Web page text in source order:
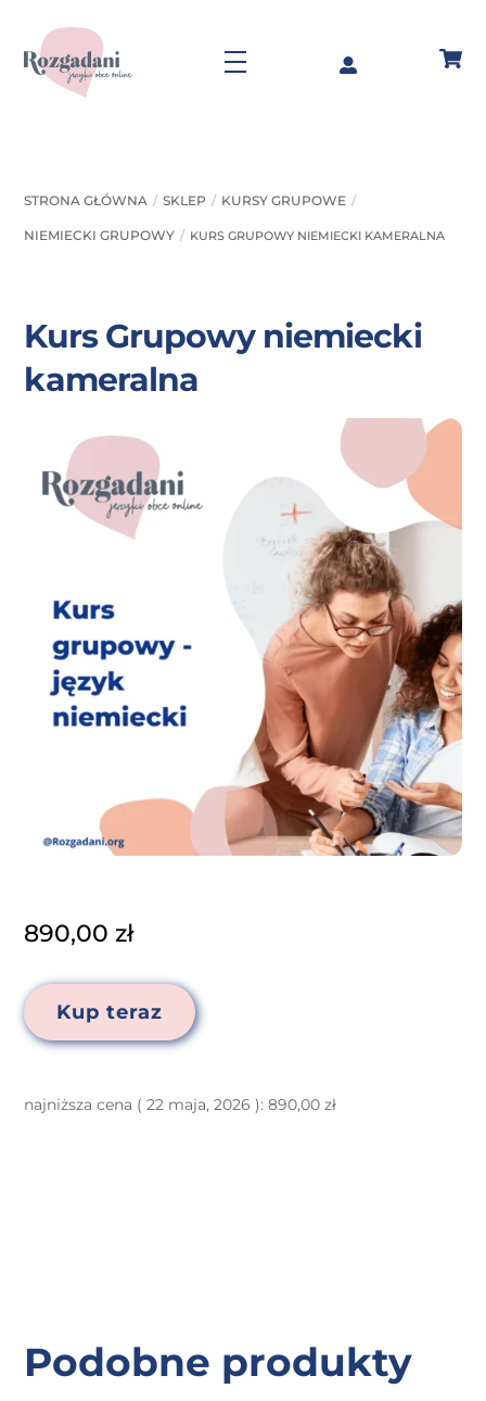
content
Menu
STRONA GŁÓWNA SKLEP KURSY GRUPOWE
NIEMIECKI GRUPOWY KURS GRUPOWY NIEMIECKI KAMERALNA
Kurs Grupowy niemiecki
kameralna
890,00zł
Kup teraz
najniższa cena ( 22 maja, 2026 ):890,00zł
Podobne produkty